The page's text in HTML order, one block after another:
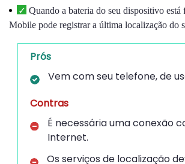
Quando a bateria do seu dispositivo
Mobile pode registrar a última localização do
Prós
Vem com seu telefone, de
Contras
É necessária uma conexão
Internet.
Os serviços de localização